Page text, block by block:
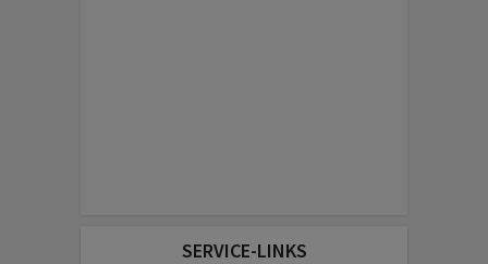
SERVICE-LINKS